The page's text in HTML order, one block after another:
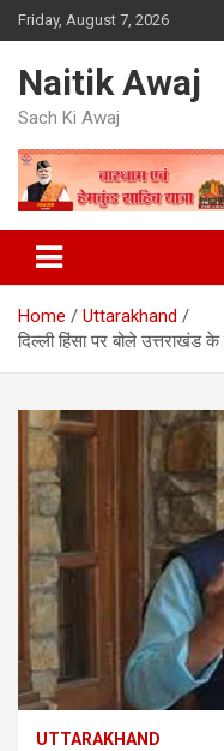
Skip
to
Friday, August 7, 2026
Naitik Awaj
Sach Ki Awaj
Home
Uttarakhand
दिल्ली हिंसा पर बोले
UTTARAKHAND